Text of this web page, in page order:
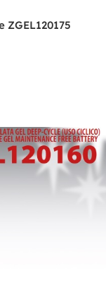
ZGEL120175